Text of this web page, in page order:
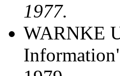
1977.
WARNKE